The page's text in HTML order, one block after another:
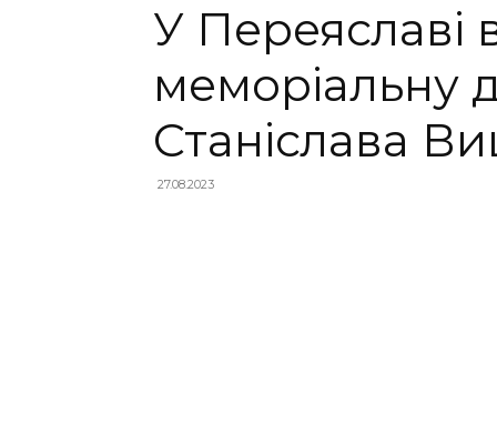
У Переяславі
меморіальну
Станіслава
27.08.2023